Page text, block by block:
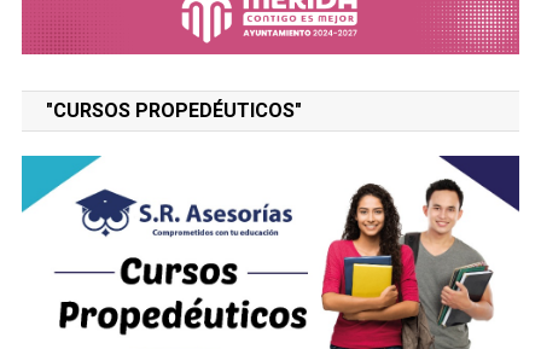
"CURSOS PROPEDÉUTICOS"